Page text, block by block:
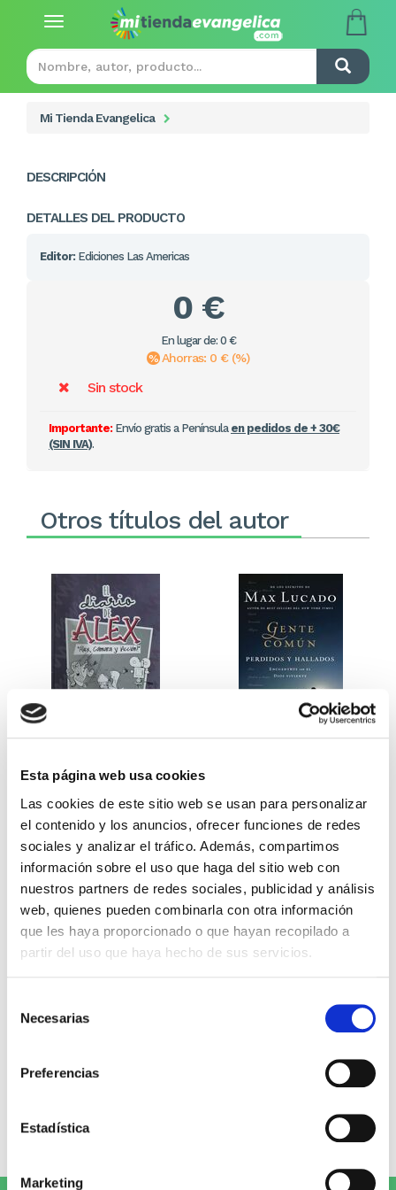
Esta página web usa cookies
Las cookies de este sitio web se usan para personalizar
el contenido y los anuncios, ofrecer funciones de redes
sociales y analizar el tráfico. Además, compartimos
información sobre el uso que haga del sitio web con
nuestros partners de redes sociales, publicidad y análisis
web, quienes pueden combinarla con otra información
que les haya proporcionado o que hayan recopilado a
partir del uso que haya hecho de sus servicios.
Necesarias
Preferencias
Estadística
Marketing
Toggle
Mi Tienda Evangelica
DESCRIPCIÓN
DETALLES DEL PRODUCTO
Editor: Ediciones Las Americas
0 €
En lugar de: 0 €
Ahorras: 0 € (%)
Sin stock
Importante:Envío gratis a Península en pedidos de + 30€
(SIN IVA).
Otros títulos del autor
Miguel Ángel Gómez & Pedro
Garrido
9,99€ 0,50€ (5%)
9,49€
Stock:-
Comprar
Max Lucado
15,20€
Comprar
Escribe tu opinión